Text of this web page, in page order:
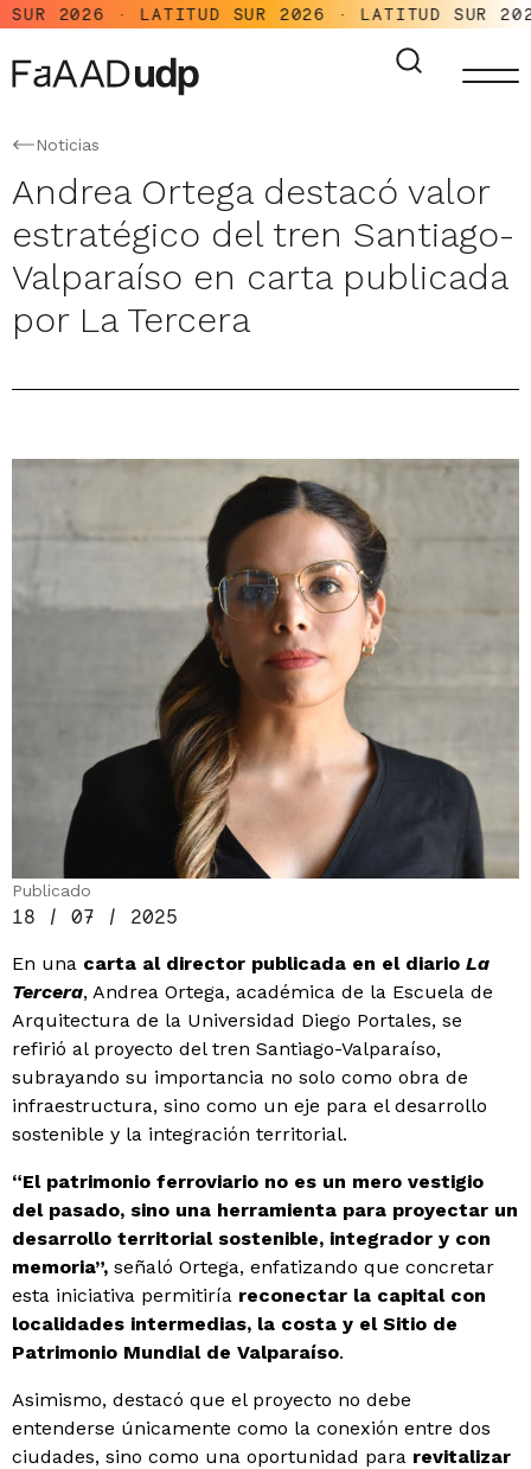
2026 · LATITUD SUR 2026 · LATITUD SUR
Noticias
Andrea Ortega destacó valor
estratégico del tren Santiago-
Valparaíso en carta publicada
por La Tercera
Publicado
18 / 07 / 2025
En una carta al director publicada en el diario La
Tercera, Andrea Ortega, académica de la Escuela de
Arquitectura de la Universidad Diego Portales, se
refirió al proyecto del tren Santiago-Valparaíso,
subrayando su importancia no solo como obra de
infraestructura, sino como un eje para el desarrollo
sostenible y la integración territorial.
“El patrimonio ferroviario no es un mero vestigio
del pasado, sino una herramienta para proyectar un
desarrollo territorial sostenible, integrador y con
memoria”, señaló Ortega, enfatizando que concretar
esta iniciativa permitiría reconectar la capital con
localidades intermedias, la costa y el Sitio de
Patrimonio Mundial de Valparaíso.
Asimismo, destacó que el proyecto no debe
entenderse únicamente como la conexión entre dos
ciudades, sino como una oportunidad para revitalizar